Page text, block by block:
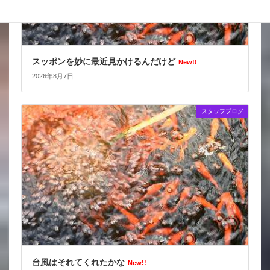
スッポンを妙に最近見かけるんだけど New!!
2026年8月7日
スタッフブログ
台風はそれてくれたかな New!!